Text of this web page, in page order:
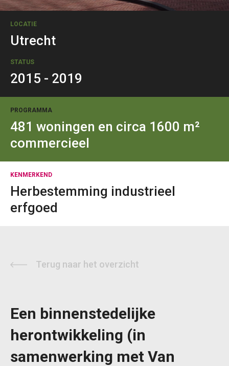
LOCATIE
Utrecht
STATUS
2015 - 2019
PROGRAMMA
481 woningen en circa 1600 m²
commercieel
KENMERKEND
Herbestemming industrieel
erfgoed
Terug naar het overzicht
Een binnenstedelijke
herontwikkeling (in
samenwerking met Van